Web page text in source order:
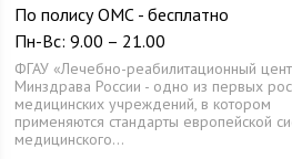
По полису ОМС - бесплатно
Пн-Вс: 9.00 – 21.00
ФГАУ «Лечебно-реабилитационный
Минздрава России - одно из первых
медицинских учреждений, в котором
применяются стандарты европейской
медицинского…